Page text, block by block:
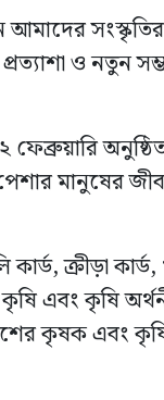
ও নতুন
মানুষের
ক্রীড়া
কৃষি
কৃষক এবং কৃষি